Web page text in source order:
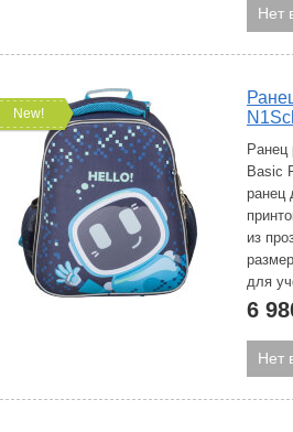
Нет
New!
Ранец
Basic
ранец
из
для
6
Нет